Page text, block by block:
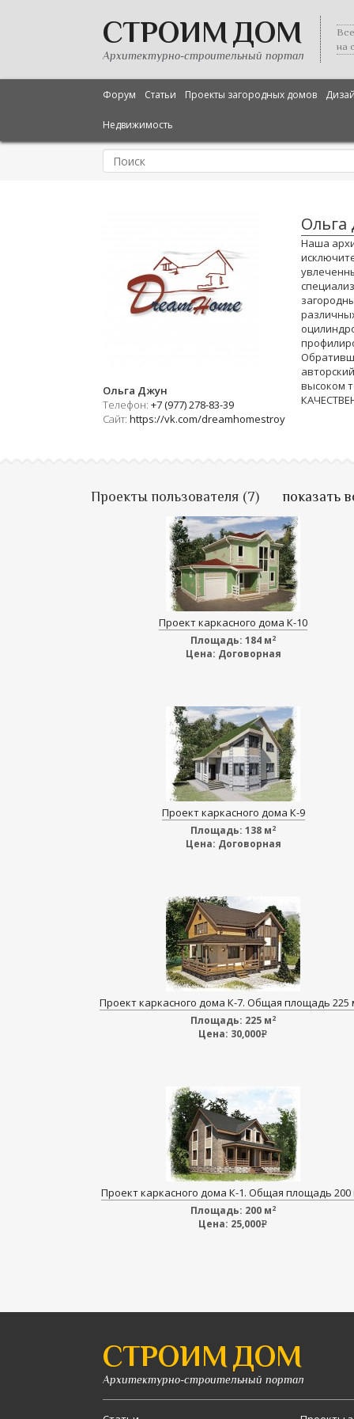
СТРОИМ ДОМ
Архитектурно-строительный портал
на
Форум Статьи Проекты загородных домов
Недвижимость
Ольга Джун
Телефон: +7 (977) 278-83-39
Сайт: https://vk.com/dreamhomestroy
Наша
высоком
Проекты пользователя (7)показать
Проект каркасного дома К-10
Площадь: 184 м2
Цена: Договорная
Проект каркасного дома К-9
Площадь: 138 м2
Цена: Договорная
Проект каркасного дома К-7. Общая площадь 225
Площадь: 225 м2
Цена: 30,000e
Проект каркасного дома К-1. Общая площадь 200
Площадь: 200 м2
Цена: 25,000e
СТРОИМ ДОМ
Архитектурно-строительный портал